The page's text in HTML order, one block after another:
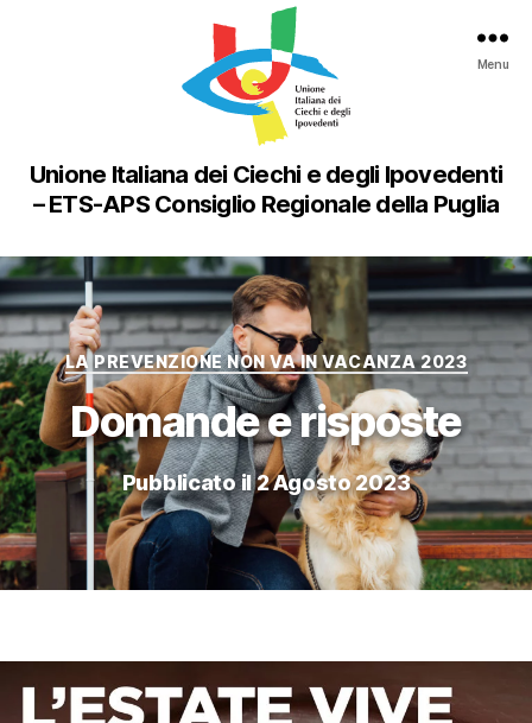
Unione Italiana dei Ciechi e degli Ipovedenti
– ETS-APS Consiglio Regionale della Puglia
Menu
Categorie
LA PREVENZIONE NON VA IN VACANZA 2023
Domande e risposte
Pubblicato il 2 Agosto 2023